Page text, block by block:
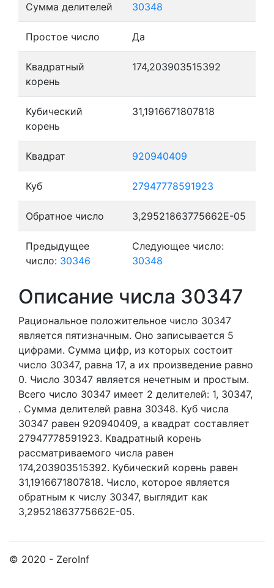
Сумма делителей 30348
Простое число Да
Квадратный
корень
174,203903515392
Кубический
корень
31,1916671807818
Квадрат 920940409
Куб 27947778591923
Обратное число 3,29521863775662E-05
Предыдущее
число: 30346
Следующее число:
30348
Описание числа 30347
Рациональное положительное число 30347
является пятизначным. Оно записывается 5
цифрами. Сумма цифр, из которых состоит
число 30347, равна 17, а их произведение равно
0. Число 30347 является нечетным и простым.
Всего число 30347 имеет 2 делителей: 1, 30347,
. Сумма делителей равна 30348. Куб числа
30347 равен 920940409, а квадрат составляет
27947778591923. Квадратный корень
рассматриваемого числа равен
174,203903515392. Кубический корень равен
31,1916671807818. Число, которое является
обратным к числу 30347, выглядит как
3,29521863775662E-05.
© 2020 - ZeroInf